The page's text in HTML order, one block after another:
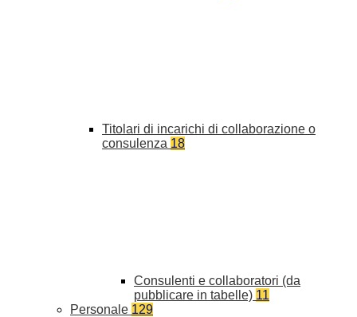
Titolari di incarichi di collaborazione o
consulenza 18
Consulenti e collaboratori (da
pubblicare in tabelle) 11
Personale 129